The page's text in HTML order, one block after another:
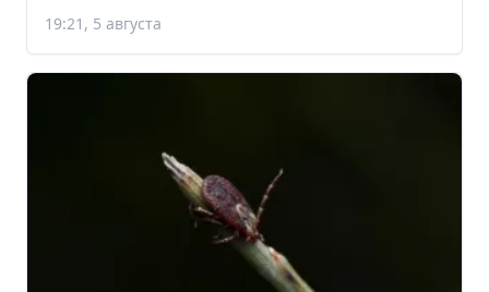
19:21, 5 августа